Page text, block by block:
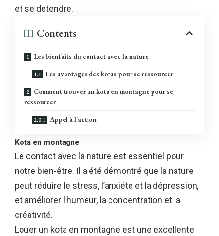
et se détendre.
Contents
Les bienfaits du contact avec la nature
Les avantages des kotas pour se ressourcer
Comment trouver un kota en montagne pour se
ressourcer
Appel à l'action
Kota en montagne
Le contact avec la nature est essentiel pour
notre bien-être. Il a été démontré que la nature
peut réduire le stress, l’anxiété et la dépression,
et améliorer l’humeur, la concentration et la
créativité.
Louer un kota en montagne est une excellente